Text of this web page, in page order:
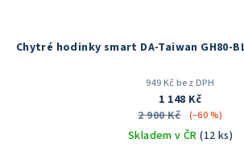
Chytré hodinky smart DA-Taiwan GH80-
949 Kč bez DPH
1 148 Kč
2 900 Kč
(–60 %)
Skladem v ČR(12 ks)